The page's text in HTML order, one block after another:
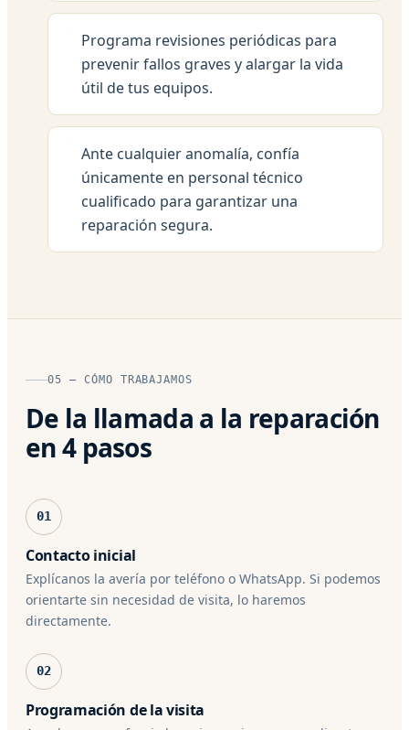
Programa revisiones periódicas para
prevenir fallos graves y alargar la vida
útil de tus equipos.
Ante cualquier anomalía, confía
únicamente en personal técnico
cualificado para garantizar una
reparación segura.
05 — CÓMO TRABAJAMOS
De la llamada a la reparación
en 4 pasos
01
Contacto inicial
Explícanos la avería por teléfono o WhatsApp. Si podemos
orientarte sin necesidad de visita, lo haremos
directamente.
02
Programación de la visita